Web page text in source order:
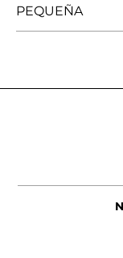
PEQUEÑA